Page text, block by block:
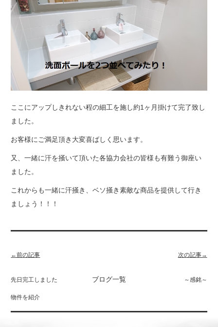
ここにアップしきれない程の細工を施し約1ヶ月掛けて完了致し
ました。
お客様にご満足頂き大変喜ばしく思います。
又、一緒に汗を掻いて頂いた各協力会社の皆様も有難う御座い
ました。
これからも一緒に汗掻き、ベソ掻き素敵な商品を提供して行き
ましょう！！！
←前の記事
先日完工しました
物件を紹介
ブログ一覧
次の記事→
～感銘～